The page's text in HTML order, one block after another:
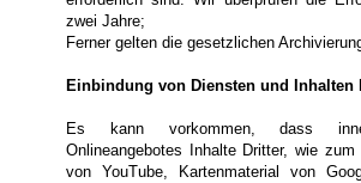
zwei Jahre;
Ferner gelten die gesetzlichen
Einbindung von Diensten und Inhalten
Es kann vorkommen, dass
Onlineangebotes Inhalte Dritter, wie
von YouTube, Kartenmaterial von